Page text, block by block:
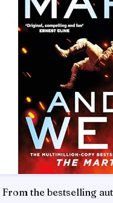
the bestselling